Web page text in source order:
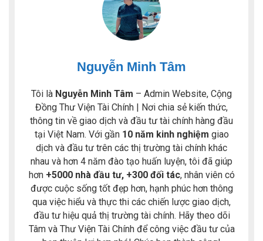
Nguyễn Minh Tâm
Tôi là Nguyễn Minh Tâm – Admin Website, Cộng
Đồng Thư Viện Tài Chính | Nơi chia sẻ kiến thức,
thông tin về giao dịch và đầu tư tài chính hàng đầu
tại Việt Nam. Với gần 10 năm kinh nghiệm giao
dịch và đầu tư trên các thị trường tài chính khác
nhau và hơn 4 năm đào tạo huấn luyện, tôi đã giúp
hơn +5000 nhà đầu tư, +300 đối tác, nhân viên có
được cuộc sống tốt đẹp hơn, hạnh phúc hơn thông
qua việc hiểu và thực thi các chiến lược giao dịch,
đầu tư hiệu quả thị trường tài chính. Hãy theo dõi
Tâm và Thư Viện Tài Chính để công việc đầu tư của